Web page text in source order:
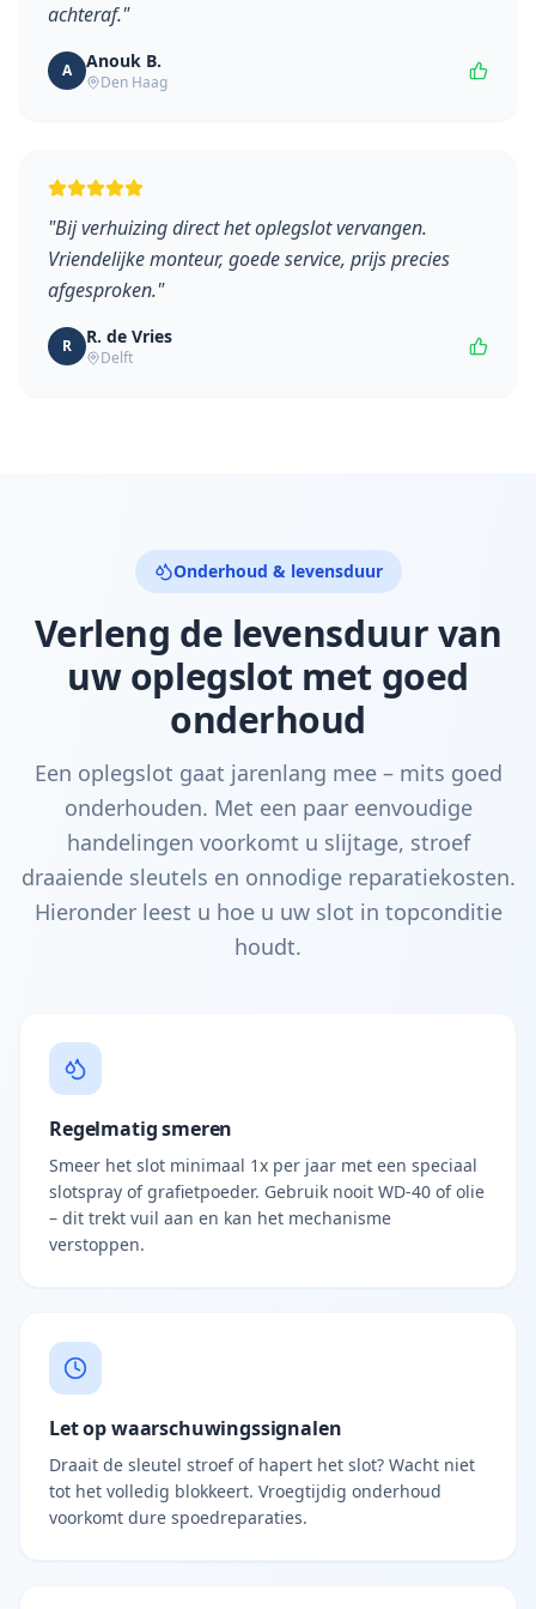
achteraf."
A Anouk B.
Den Haag
"Bij verhuizing direct het oplegslot vervangen.
Vriendelijke monteur, goede service, prijs precies
afgesproken."
R R. de Vries
Delft
Onderhoud & levensduur
Verleng de levensduur van
uw oplegslot met goed
onderhoud
Een oplegslot gaat jarenlang mee – mits goed
onderhouden. Met een paar eenvoudige
handelingen voorkomt u slijtage, stroef
draaiende sleutels en onnodige reparatiekosten.
Hieronder leest u hoe u uw slot in topconditie
houdt.
Regelmatig smeren
Smeer het slot minimaal 1x per jaar met een speciaal
slotspray of grafietpoeder. Gebruik nooit WD-40 of olie
– dit trekt vuil aan en kan het mechanisme
verstoppen.
Let op waarschuwingssignalen
Draait de sleutel stroef of hapert het slot? Wacht niet
tot het volledig blokkeert. Vroegtijdig onderhoud
voorkomt dure spoedreparaties.